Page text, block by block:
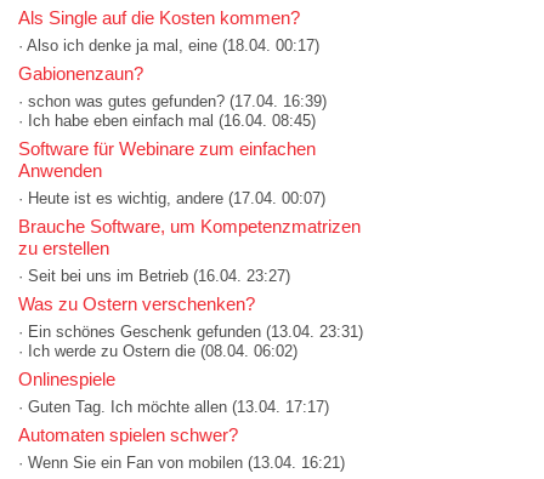
Als Single auf die Kosten kommen?
· Also ich denke ja mal, eine (18.04. 00:17)
Gabionenzaun?
· schon was gutes gefunden? (17.04. 16:39)
· Ich habe eben einfach mal (16.04. 08:45)
Software für Webinare zum einfachen
Anwenden
· Heute ist es wichtig, andere (17.04. 00:07)
Brauche Software, um Kompetenzmatrizen
zu erstellen
· Seit bei uns im Betrieb (16.04. 23:27)
Was zu Ostern verschenken?
· Ein schönes Geschenk gefunden (13.04. 23:31)
· Ich werde zu Ostern die (08.04. 06:02)
Onlinespiele
· Guten Tag. Ich möchte allen (13.04. 17:17)
Automaten spielen schwer?
· Wenn Sie ein Fan von mobilen (13.04. 16:21)